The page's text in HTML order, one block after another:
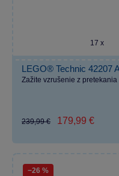
17 x
LEGO® Technic 42207
Zažite vzrušenie z
239,99 € 179,99 €
−26 %